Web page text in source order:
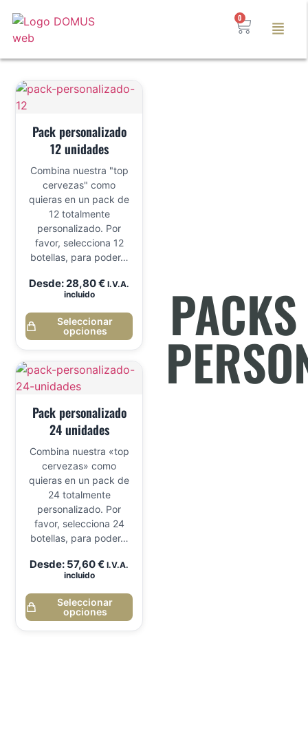
0
PACKS
Pack personalizado
12 unidades
Combina nuestra "top
cervezas" como
quieras en un pack de
12 totalmente
personalizado. Por
favor, selecciona 12
botellas, para poder…
Desde:28,80€ I.V.A.
incluido
Seleccionar
opciones
Pack personalizado
24 unidades
Combina nuestra «top
cervezas» como
quieras en un pack de
24 totalmente
personalizado. Por
favor, selecciona 24
botellas, para poder…
Desde: 57,60€ I.V.A.
incluido
Seleccionar
opciones